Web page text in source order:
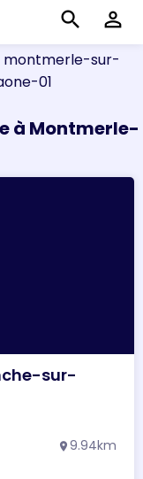
search perm_identity
montmerle-sur-
01
à Montmerle-
sur-
location_on 9.94km